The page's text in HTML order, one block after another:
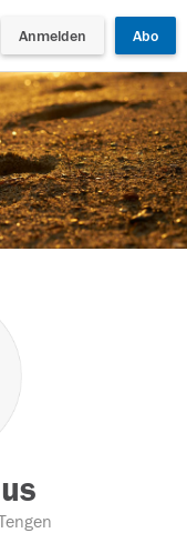
Anmelden Abo